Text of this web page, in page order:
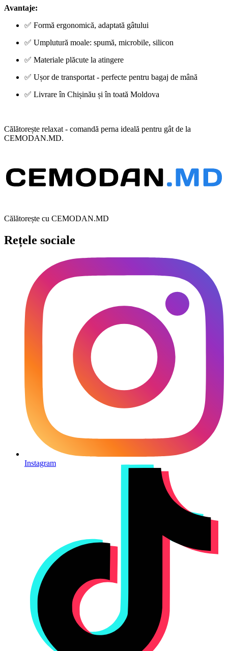
Avantaje:
✅ Formă ergonomică, adaptată gâtului
✅ Umplutură moale: spumă, microbile, silicon
✅ Materiale plăcute la atingere
✅ Ușor de transportat - perfecte pentru bagaj de mână
✅ Livrare în Chișinău și în toată Moldova
Călătorește relaxat - comandă perna ideală pentru gât de la
CEMODAN.MD.
Călătorește cu CEMODAN.MD
Rețele sociale
Instagram